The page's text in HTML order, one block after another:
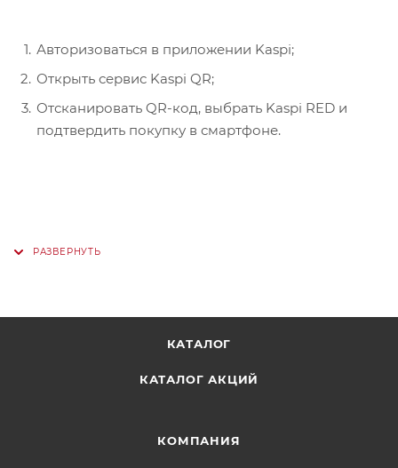
Авторизоваться в приложении Kaspi;
Открыть сервис Kaspi QR;
Отсканировать QR-код, выбрать Kaspi RED и
подтвердить покупку в смартфоне.
КАТАЛОГ
КАТАЛОГ АКЦИЙ
КОМПАНИЯ